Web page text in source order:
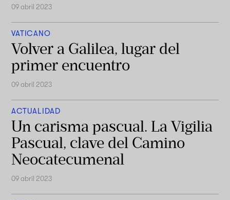
09 abril 2023
VATICANO
Volver a Galilea, lugar del
primer encuentro
09 abril 2023
ACTUALIDAD
Un carisma pascual. La Vigilia
Pascual, clave del Camino
Neocatecumenal
09 abril 2023